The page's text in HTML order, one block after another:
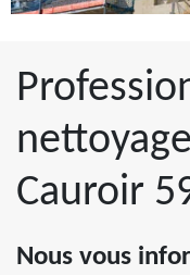
Cauroir
Nous vous